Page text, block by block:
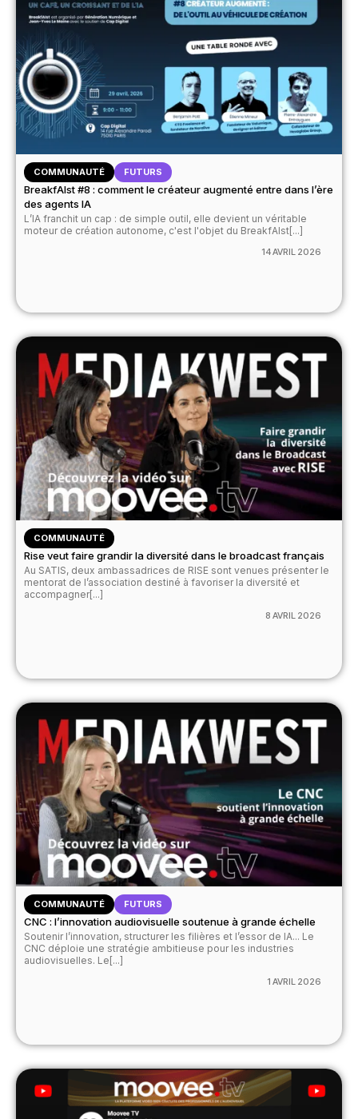
COMMUNAUTÉ FUTURS
BreakfAIst #8 : comment le créateur augmenté entre dans l’ère
des agents IA
L’IA franchit un cap : de simple outil, elle devient un véritable
moteur de création autonome, c'est l'objet du BreakfAIst[...]
14 AVRIL 2026
COMMUNAUTÉ
Rise veut faire grandir la diversité dans le broadcast français
Au SATIS, deux ambassadrices de RISE sont venues présenter le
mentorat de l’association destiné à favoriser la diversité et
accompagner[...]
8 AVRIL 2026
COMMUNAUTÉ FUTURS
CNC : l’innovation audiovisuelle soutenue à grande échelle
Soutenir l’innovation, structurer les filières et l’essor de IA... Le
CNC déploie une stratégie ambitieuse pour les industries
audiovisuelles. Le[...]
1 AVRIL 2026